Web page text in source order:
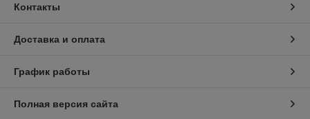
Контакты
Доставка и оплата
График работы
Полная версия сайта